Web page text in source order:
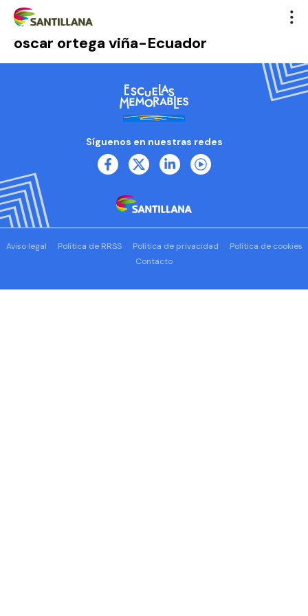
oscar ortega viña-Ecuador
Síguenos en nuestras redes
Aviso legal Política de RRSS Política de privacidad
Política de cookies
Contacto